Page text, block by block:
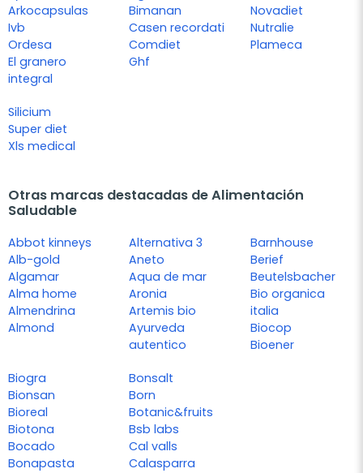
Arkocapsulas
Ivb
Ordesa
El granero
integral
Bimanan
Casen recordati
Comdiet
Ghf
Novadiet
Nutralie
Plameca
Silicium
Super diet
Xls medical
Otras marcas destacadas de Alimentación
Saludable
Abbot kinneys
Alb-gold
Algamar
Alma home
Almendrina
Almond
Alternativa 3
Aneto
Aqua de mar
Aronia
Artemis bio
Ayurveda
autentico
Barnhouse
Berief
Beutelsbacher
Bio organica
italia
Biocop
Bioener
Biogra
Bionsan
Bioreal
Biotona
Bocado
Bonapasta
Bonsalt
Born
Botanic&fruits
Bsb labs
Cal valls
Calasparra